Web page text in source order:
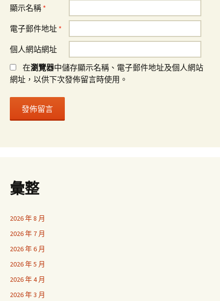
顯示名稱 *
電子郵件地址 *
個人網站網址
在瀏覽器中儲存顯示名稱、電子郵件地址及個人網站
網址，以供下次發佈留言時使用。
彙整
2026 年 8 月
2026 年 7 月
2026 年 6 月
2026 年 5 月
2026 年 4 月
2026 年 3 月